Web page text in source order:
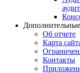
Об отчете
Карта
Контакты